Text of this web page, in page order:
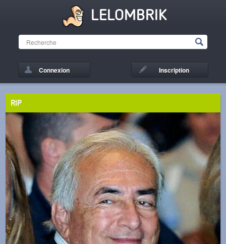
LELOMBRIK
Connexion Inscription
RIP